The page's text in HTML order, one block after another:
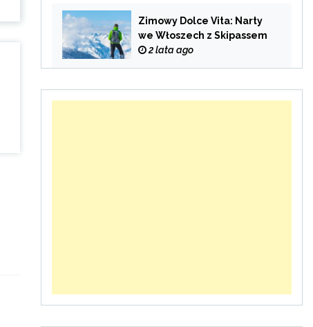
Zimowy Dolce Vita: Narty
we Włoszech z Skipassem
2 lata ago